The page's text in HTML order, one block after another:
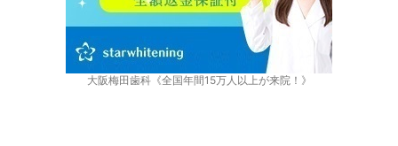
大阪梅田歯科《全国年間15万人以上が来院！》